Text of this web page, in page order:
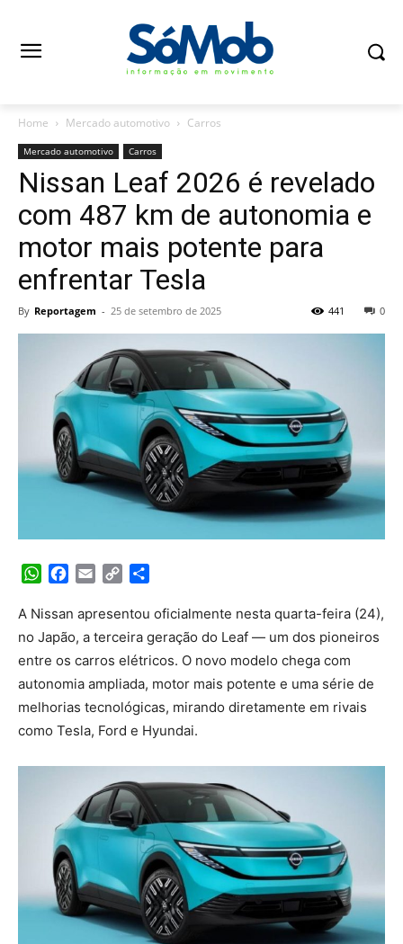
Home Mercado automotivo Carros
Mercado automotivo Carros
Nissan Leaf 2026 é revelado
com 487 km de autonomia e
motor mais potente para
enfrentar Tesla
By Reportagem - 25 de setembro de 2025 0
441
WhatsApp
Facebook
Email Copy
A Nissan apresentou oficialmente nesta quarta-feira (24),
no Japão, a terceira geração do Leaf — um dos pioneiros
entre os carros elétricos. O novo modelo chega com
autonomia ampliada, motor mais potente e uma série de
melhorias tecnológicas, mirando diretamente em rivais
como Tesla, Ford e Hyundai.